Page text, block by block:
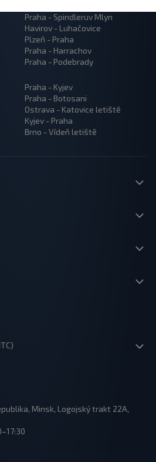
Praha - Spindleruv Mlyn
Havirov - Luhačovice
Plzeň - Praha
Praha - Harrachov
Praha - Podebrady
Praha - Kyjev
Praha - Botosani
Ostrava - Katovice letiště
Kyjev - Praha
Brno - Vídeň letiště
Minsk, Logojský trakt 22A,